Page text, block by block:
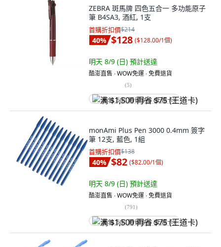
ZEBRA 斑馬牌 四色五合一 多功能原子
筆 B4SA3, 酒紅, 1支
首購折扣價$214
40% $128 ($128.00/1個)
明天 8/9 (日) 預計送達
酷澎直售 ∙ WOW免運 ∙ 免費退貨
(5)
满 $1,500 再省 $75 (王道卡)
monAmi Plus Pen 3000 0.4mm 簽字
筆 12支, 藍色, 1組
首購折扣價$138
40% $82 ($82.00/1個)
明天 8/9 (日) 預計送達
酷澎直售 ∙ WOW免運 ∙ 免費退貨
(791)
满 $1,500 再省 $75 (王道卡)